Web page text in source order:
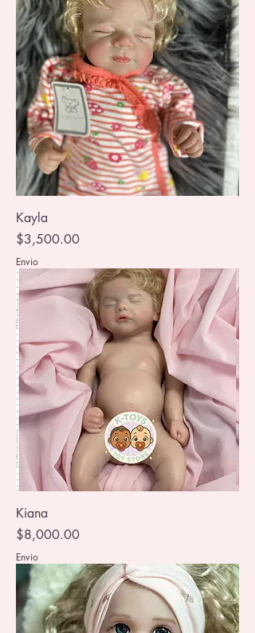
Kayla
Precio
$3,500.00
Envio
Kiana
Precio
$8,000.00
Envio